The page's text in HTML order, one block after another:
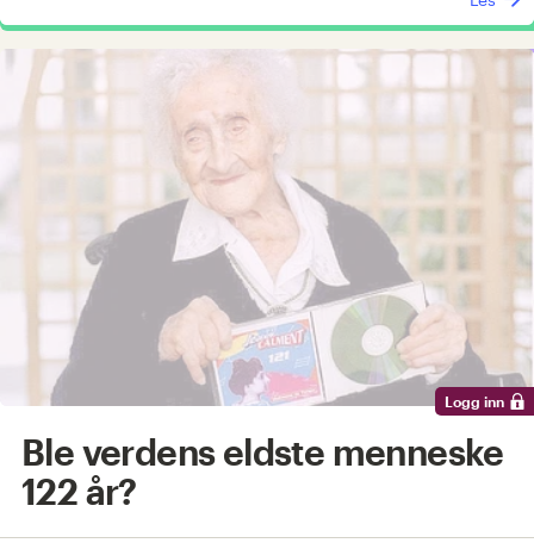
Ble verdens eldste menneske
122 år?
Logg inn